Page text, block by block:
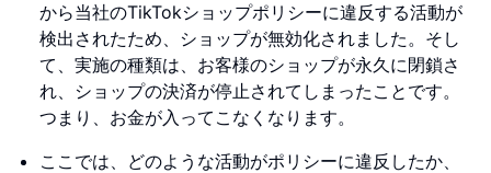
から当社のTikTokショップポリシーに違反する活動が
検出されたため、ショップが無効化されました。そし
て、実施の種類は、お客様のショップが永久に閉鎖さ
れ、ショップの決済が停止されてしまったことです。
つまり、お金が入ってこなくなります。
ここでは、どのような活動がポリシーに違反したか、